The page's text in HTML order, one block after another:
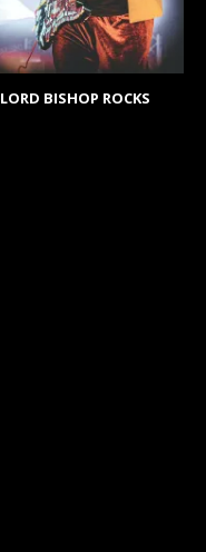
LORD BISHOP ROCKS